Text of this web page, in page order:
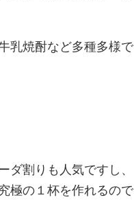
乳焼酎など多種多様で
割りも人気ですし、
極の１杯を作れるので